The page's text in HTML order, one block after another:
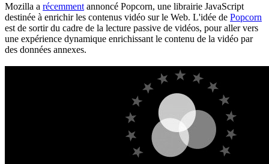
Mozilla a récemment annoncé Popcorn, une librairie JavaScript
destinée à enrichir les contenus vidéo sur le Web. L'idée de Popcorn
est de sortir du cadre de la lecture passive de vidéos, pour aller vers
une expérience dynamique enrichissant le contenu de la vidéo par
des données annexes.